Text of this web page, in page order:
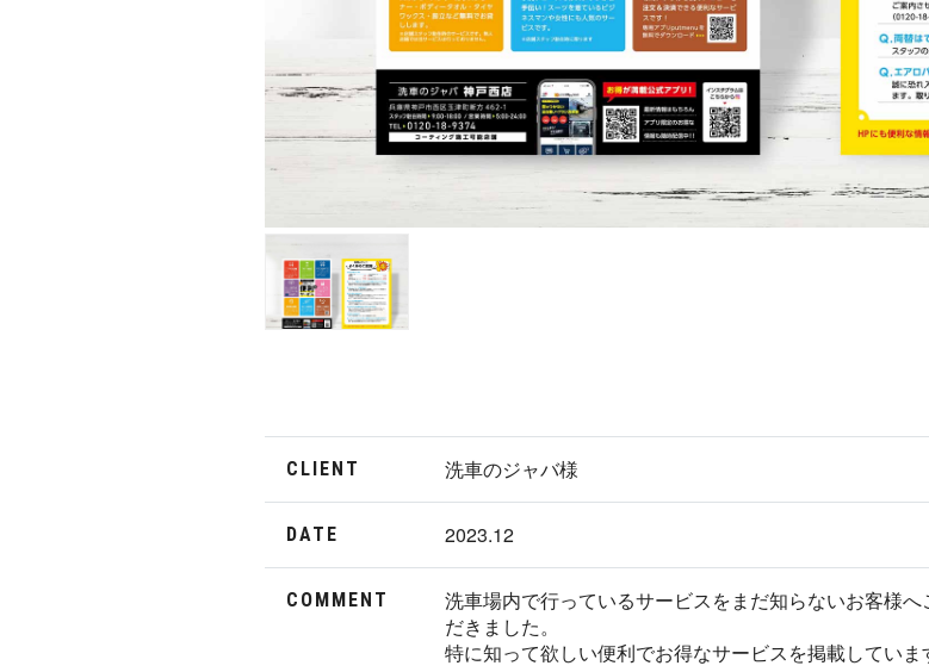
CLIENT 洗車のジャバ様
DATE 2023.12
COMMENT
洗車場内で行っているサービスをまだ知らないお客様
だきました。
特に知って欲しい便利でお得なサービスを掲載していま